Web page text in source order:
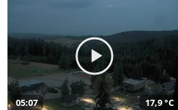
05:07 17,9 °C